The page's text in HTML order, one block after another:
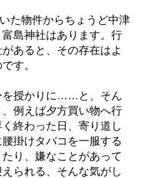
た物件からちょうど中津
島神社はあります。行
あると、その存在はよ
す。
を授かりに……と、そん
例えば夕方買い物へ行
終わった日、寄り道し
掛けタバコを一服する
り、嫌なことがあって
られる、そんな気がし